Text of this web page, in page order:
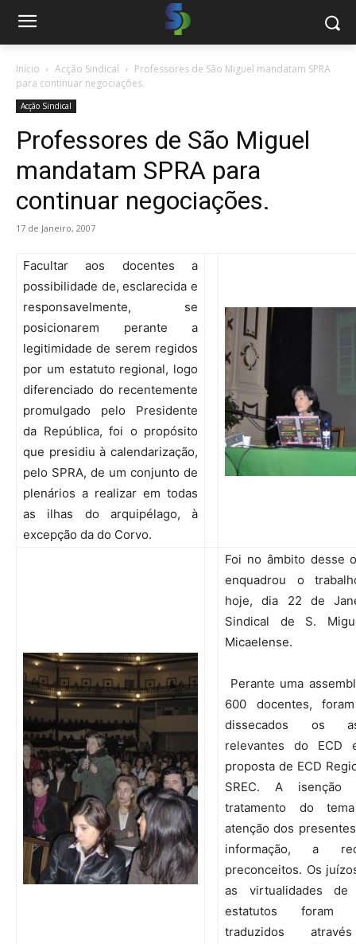
Início Acção Sindical
Professores de São Miguel mandatam SPRA
para continuar negociações.
Acção Sindical
Professores de São Miguel
mandatam SPRA para
continuar negociações.
17 de Janeiro, 2007
Facultar aos docentes a
possibilidade de, esclarecida e
responsavelmente, se
posicionarem perante a
legitimidade de serem regidos
por um estatuto regional, logo
diferenciado do recentemente
promulgado pelo Presidente
da República, foi o propósito
que presidiu à calendarização,
pelo SPRA, de um conjunto de
plenários a realizar em todas
as ilhas do arquipélago, à
excepção da do Corvo.
Foi no âmbito desse
enquadrou o
hoje, dia 22 de
Sindical de S.
Micaelense.
Perante uma
600 docentes,
dissecados os
relevantes do
proposta de ECD
SREC. A isenção
tratamento do
atenção dos
informação, a
preconceitos. Os
as virtualidades
estatutos foram
traduzidos